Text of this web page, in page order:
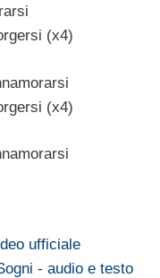
(x4)
(x4)
ufficiale
- audio e testo